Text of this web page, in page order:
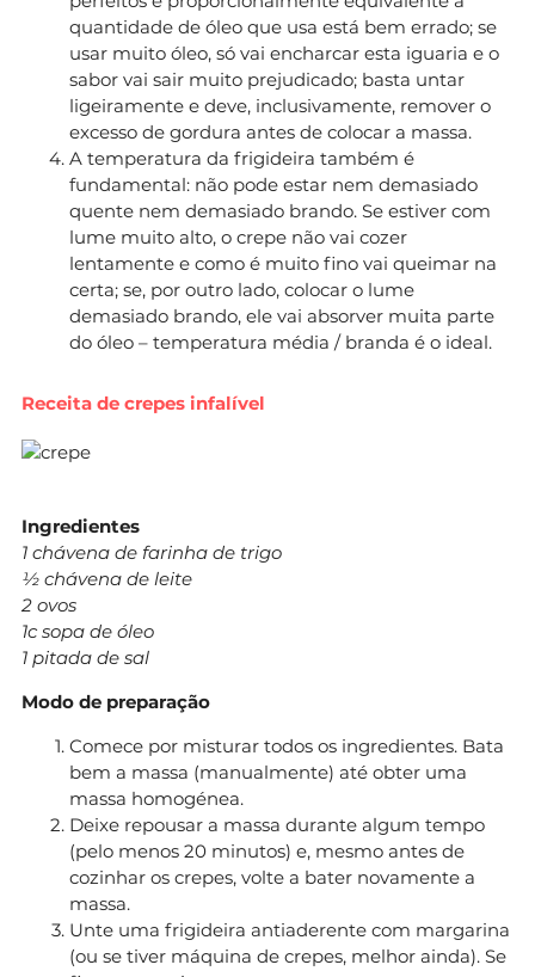
quantidade de óleo que usa está bem errado; se
usar muito óleo, só vai encharcar esta iguaria e o
sabor vai sair muito prejudicado; basta untar
ligeiramente e deve, inclusivamente, remover o
excesso de gordura antes de colocar a massa.
A temperatura da frigideira também é
fundamental: não pode estar nem demasiado
quente nem demasiado brando. Se estiver com
lume muito alto, o crepe não vai cozer
lentamente e como é muito fino vai queimar na
certa; se, por outro lado, colocar o lume
demasiado brando, ele vai absorver muita parte
do óleo – temperatura média / branda é o ideal.
Receita de crepes infalível
Ingredientes
1 chávena de farinha de trigo
½ chávena de leite
2 ovos
1c sopa de óleo
1 pitada de sal
Modo de preparação
Comece por misturar todos os ingredientes. Bata
bem a massa (manualmente) até obter uma
massa homogénea.
Deixe repousar a massa durante algum tempo
(pelo menos 20 minutos) e, mesmo antes de
cozinhar os crepes, volte a bater novamente a
massa.
Unte uma frigideira antiaderente com margarina
(ou se tiver máquina de crepes, melhor ainda). Se